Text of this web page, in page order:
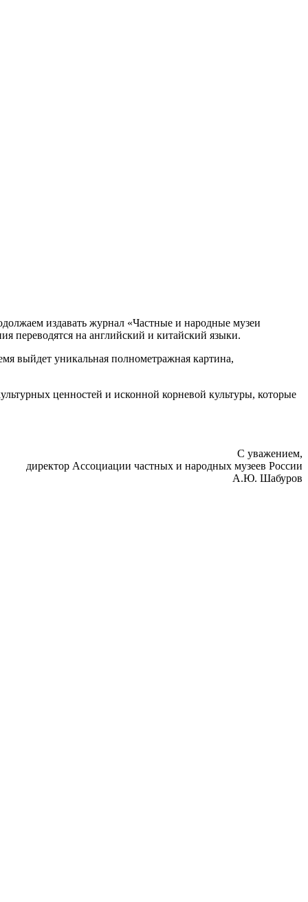
издавать журнал «Частные и народные музеи
переводятся на английский и китайский языки.
выйдет уникальная полнометражная картина,
ценностей и исконной корневой культуры, которые
С уважением,
директор Ассоциации частных и народных музеев России
А.Ю. Шабуров